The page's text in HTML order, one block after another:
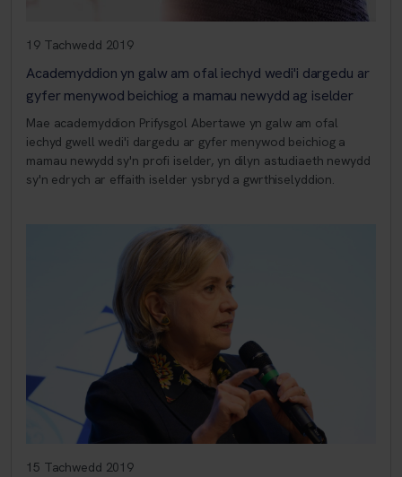
19 Tachwedd 2019
Academyddion yn galw am ofal iechyd wedi'i dargedu ar
gyfer menywod beichiog a mamau newydd ag iselder
Mae academyddion Prifysgol Abertawe yn galw am ofal
iechyd gwell wedi'i dargedu ar gyfer menywod beichiog a
mamau newydd sy'n profi iselder, yn dilyn astudiaeth newydd
sy'n edrych ar effaith iselder ysbryd a gwrthiselyddion.
15 Tachwedd 2019